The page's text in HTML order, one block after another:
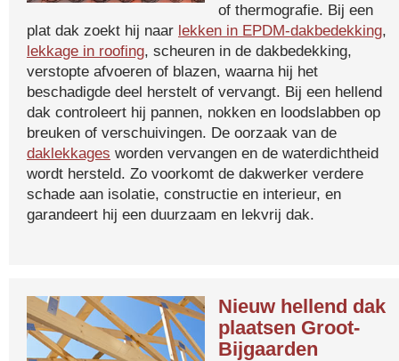
of thermografie. Bij een
plat dak zoekt hij naar lekken in EPDM-dakbedekking,
lekkage in roofing, scheuren in de dakbedekking,
verstopte afvoeren of blazen, waarna hij het
beschadigde deel herstelt of vervangt. Bij een hellend
dak controleert hij pannen, nokken en loodslabben op
breuken of verschuivingen. De oorzaak van de
daklekkages worden vervangen en de waterdichtheid
wordt hersteld. Zo voorkomt de dakwerker verdere
schade aan isolatie, constructie en interieur, en
garandeert hij een duurzaam en lekvrij dak.
Nieuw hellend dak
plaatsen Groot-
Bijgaarden